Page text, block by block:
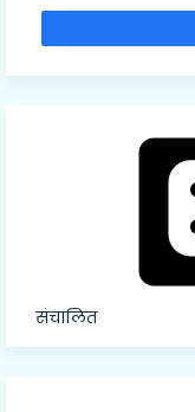
संचालित